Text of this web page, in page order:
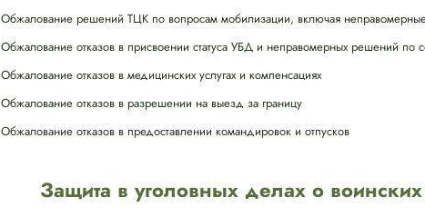
Обжалование решений ТЦК по вопросам мобилизации, включая
Обжалование отказов в присвоении статуса УБД и неправомерных решений по
Обжалование отказов в медицинских услугах и компенсациях
Обжалование отказов в разрешении на выезд за границу
Обжалование отказов в предоставлении командировок и отпусков
Защита в уголовных делах о